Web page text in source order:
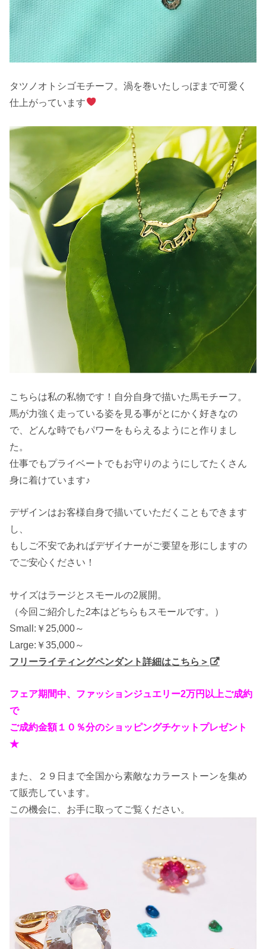
タツノオトシゴモチーフ。渦を巻いたしっぽまで可愛く
仕上がっています
こちらは私の私物です！自分自身で描いた馬モチーフ。
馬が力強く走っている姿を見る事がとにかく好きなの
で、どんな時でもパワーをもらえるようにと作りまし
た。
仕事でもプライベートでもお守りのようにしてたくさん
身に着けています♪
デザインはお客様自身で描いていただくこともできます
し、
もしご不安であればデザイナーがご要望を形にしますの
でご安心ください！
サイズはラージとスモールの2展開。
（今回ご紹介した2本はどちらもスモールです。）
Small:￥25,000～
Large:￥35,000～
フリーライティングペンダント詳細はこちら＞
フェア期間中、ファッションジュエリー2万円以上ご成約
で
ご成約金額１０％分のショッピングチケットプレゼント
★
また、２９日まで全国から素敵なカラーストーンを集め
て販売しています。
この機会に、お手に取ってご覧ください。